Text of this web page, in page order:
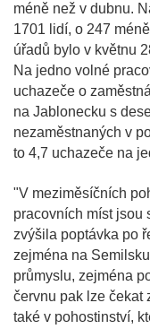
méně než v dubnu.
1701 lidí, o 247
úřadů bylo v květnu
Na jedno volné
uchazeče o
na Jablonecku s
nezaměstnaných v
to 4,7 uchazeče na
"V meziměsíčních
pracovních míst jsou
zvýšila poptávka po
zejména na
průmyslu, zejména
červnu pak lze čekat
také v pohostinství,